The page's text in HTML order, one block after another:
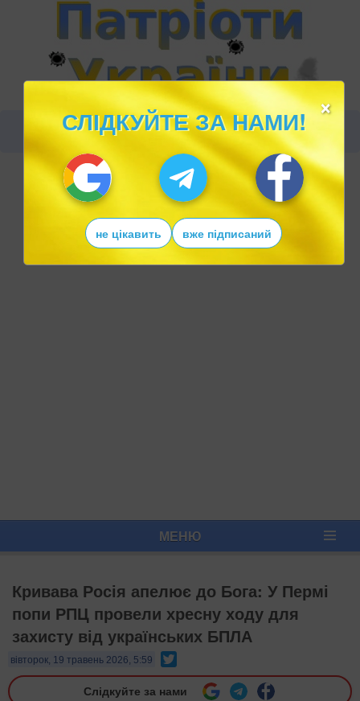
МЕНЮ
Кривава Росія апелює до Бога: У Пермі
попи РПЦ провели хресну ходу для
захисту від українських БПЛА
вівторок, 19 травень 2026, 5:59
Слідкуйте за нами
×
СЛІДКУЙТЕ ЗА НАМИ!
не цікавить вже підписаний